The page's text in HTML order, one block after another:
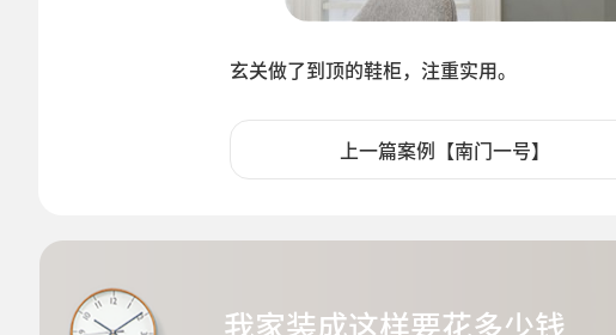
玄关做了到顶的鞋柜，注重实用。
上一篇案例【南门一号】
我家装成这样要花多少钱